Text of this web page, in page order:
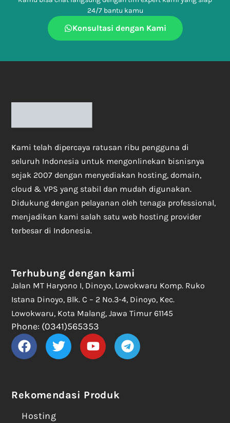
24/7 bantu kamu
Konsultasi dengan Kami
Kami telah dipercaya ratusan ribu pengguna di
seluruh Indonesia untuk mengonlinekan bisnisnya
sejak 2007 dengan menyediakan hosting, domain,
cloud & VPS yang stabil dan mudah digunakan.
Didukung dengan pelayanan oleh tenaga professional,
menjadikan kami salah satu web hosting provider
terbesar di Indonesia.
Rekomendasi Produk
Hosting
Terhubung dengan kami
Jalan MT Haryono I, Dinoyo, Lowokwaru Komp. Ruko
Istana Dinoyo, Blk. C – 2 No.3-4, Dinoyo, Kec.
Lowokwaru, Kota Malang, Jawa Timur 61145
Phone: (0341)565353